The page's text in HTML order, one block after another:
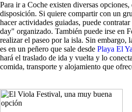
Para ir a Coche existen diversas
disposición. Si quiere compartir con un
hacer actividades guiadas, puede
day" organizado. También puede irse en
realizar el paseo por la isla. Sin embargo,
es en un peñero que sale desde Playa El
hará el traslado de ida y vuelta y lo
comida, transporte y alojamiento que